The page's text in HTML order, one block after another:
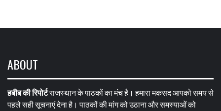
ABOUT
हबीब की रिपोर्टराजस्थान के पाठकों का मंच है। हमारा मकसद आपको समय से
पहले सही सूचनाएं देना है। पाठकों की मांग को उठाना और समस्याओं को